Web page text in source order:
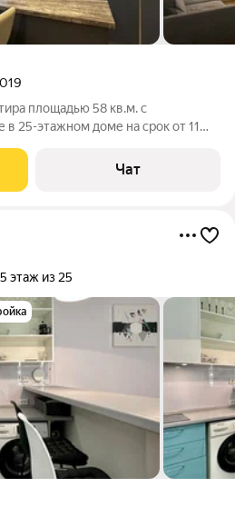
площадью 58 кв.м. с
25-этажном доме на срок от 11
Дом -
Чат
этаж из 25